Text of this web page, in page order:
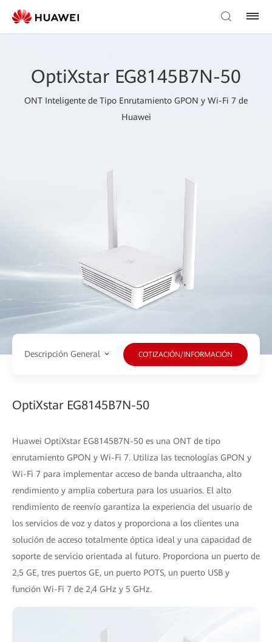
OptiXstar EG8145B7N-50
ONT Inteligente de Tipo Enrutamiento GPON y Wi-Fi 7 de
Huawei
Descripción General COTIZACIÓN/INFORMACIÓN
OptiXstar EG8145B7N-50
Huawei OptiXstar EG8145B7N-50 es una ONT de tipo
enrutamiento GPON y Wi-Fi 7. Utiliza las tecnologías GPON y
Wi-Fi 7 para implementar acceso de banda ultraancha, alto
rendimiento y amplia cobertura para los usuarios. El alto
rendimiento de reenvío garantiza la experiencia del usuario de
los servicios de voz y datos y proporciona a los clientes una
solución de acceso totalmente óptica ideal y una capacidad de
soporte de servicio orientada al futuro. Proporciona un puerto de
2,5 GE, tres puertos GE, un puerto POTS, un puerto USB y
función Wi-Fi 7 de 2,4 GHz y 5 GHz.